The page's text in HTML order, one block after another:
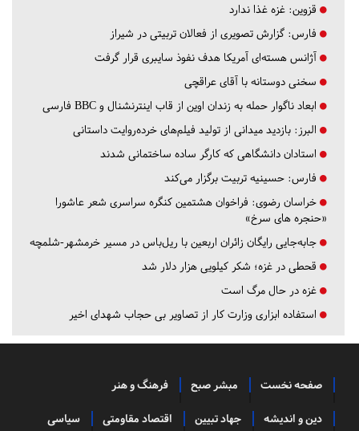
قزوین: غزه غذا ندارد
فارس: گزارش تصویری از فعالان تربیتی در شیراز
آژانس هسته‌ای آمریکا هدف نفوذ سایبری قرار گرفت
سخنی دوستانه با آقای عراقچی
ابعاد ناگوار حمله به زندان اوین از قاب اینترنشنال و BBC فارسی
البرز: بازدید میدانی از تولید فیلم‌های خرده‌روایت داستانی
استادان دانشگاهی که کارگر ساده ساختمانی شدند
فارس: حسینیه تربیت برگزار می‌کند
خراسان رضوی: فراخوان هشتمین کنگره سراسری شعر عاشورا
«حنجره های سرخ»
جابه‌جایی رایگان زائران اربعین با ریل‌باس در مسیر خرمشهر-شلمچه
قحطی در غزه؛ شکر کیلویی هزار دلار شد
غزه در حال مرگ است
استفاده ابزاری وزارت کار از تصاویر بی حجاب شهدای اخیر
صفحه نخست مبشر صبح فرهنگ و هنر
دین و اندیشه جهاد تبیین اقتصاد مقاومتی سیاسی